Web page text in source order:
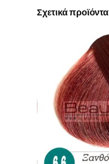
Σχετικά προϊόντα